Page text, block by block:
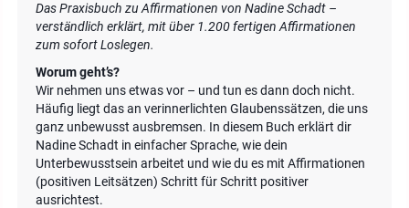
Das Praxisbuch zu Affirmationen von Nadine Schadt –
verständlich erklärt, mit über 1.200 fertigen Affirmationen
zum sofort Loslegen.
Worum geht’s?
Wir nehmen uns etwas vor – und tun es dann doch nicht.
Häufig liegt das an verinnerlichten Glaubenssätzen, die uns
ganz unbewusst ausbremsen. In diesem Buch erklärt dir
Nadine Schadt in einfacher Sprache, wie dein
Unterbewusstsein arbeitet und wie du es mit Affirmationen
(positiven Leitsätzen) Schritt für Schritt positiver
ausrichtest.